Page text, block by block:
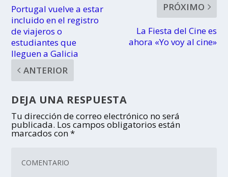
Portugal vuelve a estar
incluido en el registro
de viajeros o
estudiantes que
lleguen a Galicia
ANTERIOR
PRÓXIMO
La Fiesta del Cine es
ahora «Yo voy al cine»
DEJA UNA RESPUESTA
Tu dirección de correo electrónico no será
publicada. Los campos obligatorios están
marcados con*